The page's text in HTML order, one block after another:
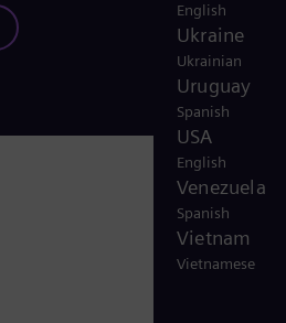
English
Ukraine
Ukrainian
Uruguay
Spanish
USA
English
Venezuela
Spanish
Vietnam
Vietnamese